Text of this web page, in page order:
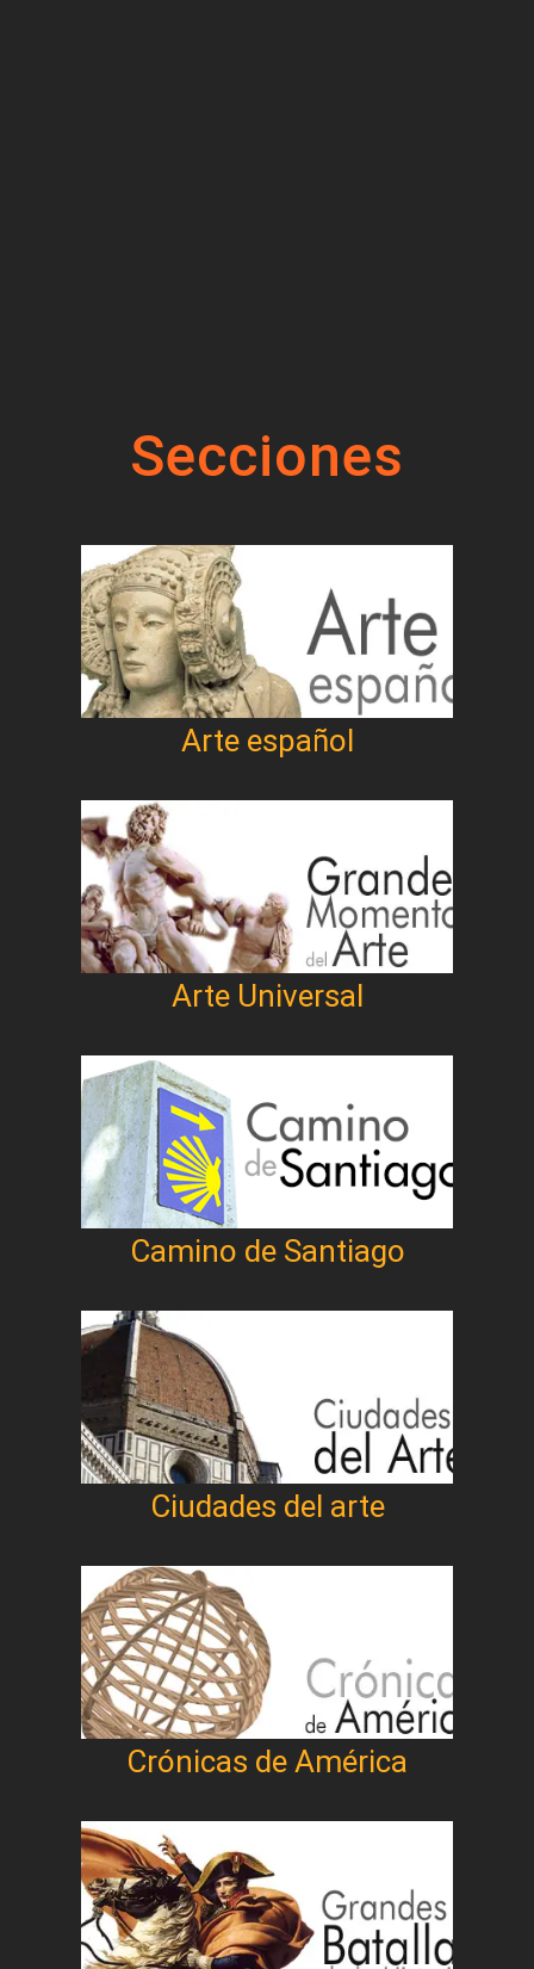
Secciones
Arte español
Arte Universal
Camino de Santiago
Ciudades del arte
Crónicas de América